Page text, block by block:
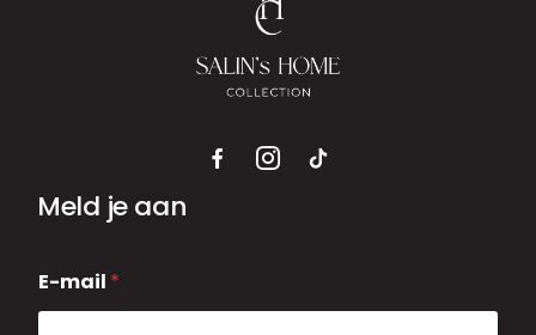
Meld je aan
-
m
E-mail *